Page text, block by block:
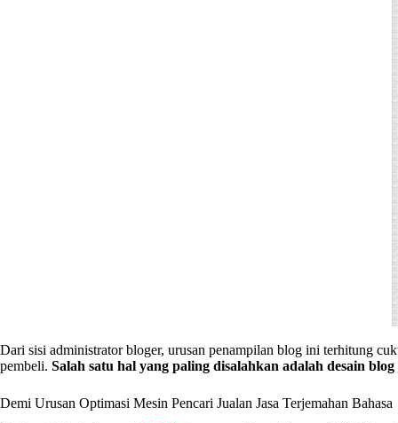
Dari sisi administrator bloger, urusan penampilan blog ini terhitung
pembeli. Salah satu hal yang paling disalahkan adalah desain
Demi Urusan Optimasi Mesin Pencari Jualan Jasa Terjemahan Bahasa